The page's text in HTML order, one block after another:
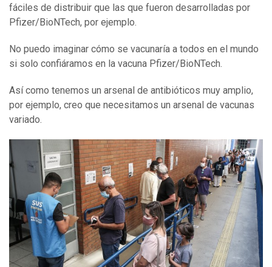
fáciles de distribuir que las que fueron desarrolladas por
Pfizer/BioNTech, por ejemplo.
No puedo imaginar cómo se vacunaría a todos en el mundo
si solo confiáramos en la vacuna Pfizer/BioNTech.
Así como tenemos un arsenal de antibióticos muy amplio,
por ejemplo, creo que necesitamos un arsenal de vacunas
variado.